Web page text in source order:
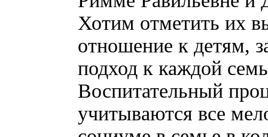
Хотим отметить их
отношение к детям,
подход к каждой
Воспитательный
учитываются все